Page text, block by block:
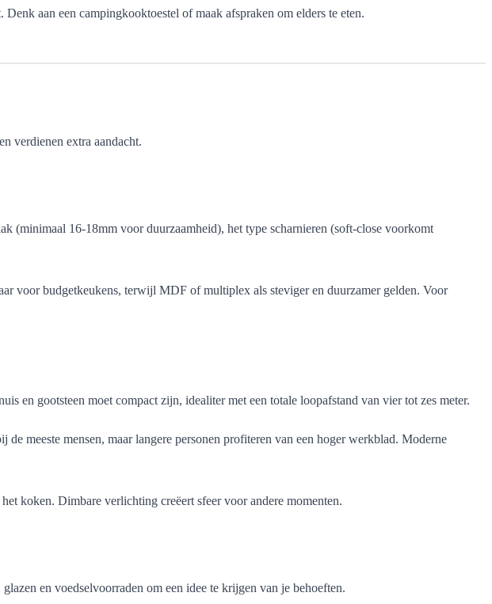
aan een campingkooktoestel of maak afspraken om elders te eten.
verdienen extra aandacht.
(minimaal 16-18mm voor duurzaamheid), het type scharnieren (soft-close voorkomt
voor budgetkeukens, terwijl MDF of multiplex als steviger en duurzamer gelden. Voor
en gootsteen moet compact zijn, idealiter met een totale loopafstand van vier tot zes meter.
meeste mensen, maar langere personen profiteren van een hoger werkblad. Moderne
koken. Dimbare verlichting creëert sfeer voor andere momenten.
en voedselvoorraden om een idee te krijgen van je behoeften.